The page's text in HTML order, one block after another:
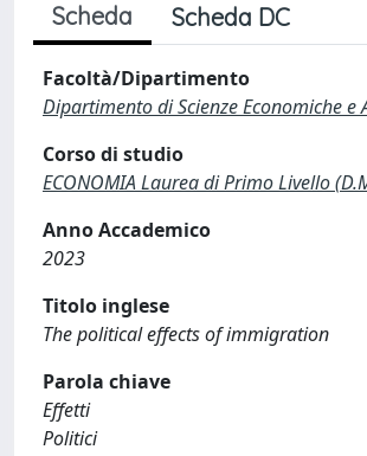
Scheda Scheda DC
Facoltà/Dipartimento
Dipartimento di Scienze Economiche e
Corso di studio
ECONOMIA Laurea di Primo Livello
Anno Accademico
2023
Titolo inglese
The political effects of immigration
Parola chiave
Effetti
Politici